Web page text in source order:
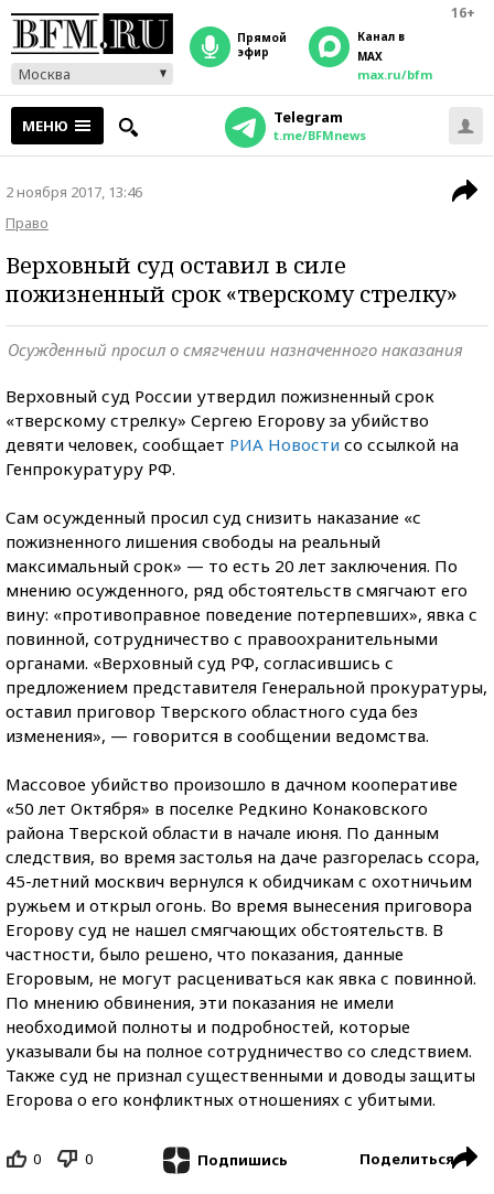
16+
Москва
прямой
эфир
Канал в
MAX
max.ru/bfm
МЕНЮ Telegram
t.me/BFMnews
2 ноября 2017, 13:46
Право
Верховный суд оставил в силе
пожизненный срок «тверскому стрелку»
Осужденный просил о смягчении назначенного наказания
Верховный суд России утвердил пожизненный срок
«тверскому стрелку» Сергею Егорову за убийство
девяти человек, сообщает РИА Новости со ссылкой на
Генпрокуратуру РФ.
Сам осужденный просил суд снизить наказание «с
пожизненного лишения свободы на реальный
максимальный срок» — то есть 20 лет заключения. По
мнению осужденного, ряд обстоятельств смягчают его
вину: «противоправное поведение потерпевших», явка с
повинной, сотрудничество с правоохранительными
органами. «Верховный суд РФ, согласившись с
предложением представителя Генеральной прокуратуры,
оставил приговор Тверского областного суда без
изменения», — говорится в сообщении ведомства.
Массовое убийство произошло в дачном кооперативе
«50 лет Октября» в поселке Редкино Конаковского
района Тверской области в начале июня. По данным
следствия, во время застолья на даче разгорелась ссора,
45-летний москвич вернулся к обидчикам с охотничьим
ружьем и открыл огонь. Во время вынесения приговора
Егорову суд не нашел смягчающих обстоятельств. В
частности, было решено, что показания, данные
Егоровым, не могут расцениваться как явка с повинной.
По мнению обвинения, эти показания не имели
необходимой полноты и подробностей, которые
указывали бы на полное сотрудничество со следствием.
Также суд не признал существенными и доводы защиты
Егорова о его конфликтных отношениях с убитыми.
0 0 Подпишись Поделиться